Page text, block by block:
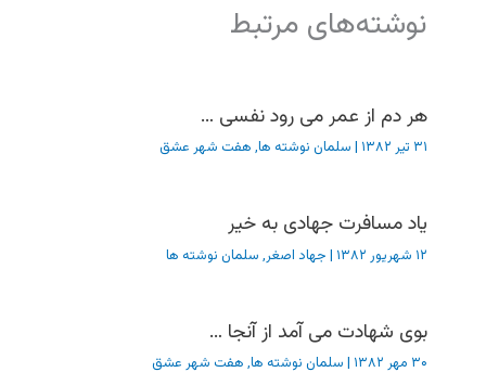
نوشته‌های مرتبط
هر دم از عمر می رود نفسی …
۳۱ تیر ۱۳۸۲ | سلمان نوشته ها, هفت شهر عشق
یاد مسافرت جهادی به خیر
۱۲ شهریور ۱۳۸۲ | جهاد اصغر, سلمان نوشته ها
بوی شهادت می آمد از آنجا …
۳۰ مهر ۱۳۸۲ | سلمان نوشته ها, هفت شهر عشق